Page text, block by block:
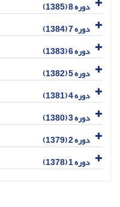
دوره 8 (1385)
دوره 7 (1384)
دوره 6 (1383)
دوره 5 (1382)
دوره 4 (1381)
دوره 3 (1380)
دوره 2 (1379)
دوره 1 (1378)